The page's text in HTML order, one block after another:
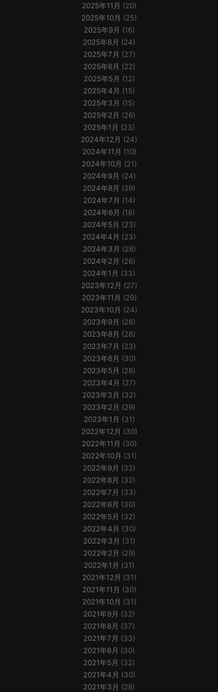
2025年11月 (20)
2025年10月 (25)
2025年9月 (16)
2025年8月 (24)
2025年7月 (27)
2025年6月 (22)
2025年5月 (12)
2025年4月 (15)
2025年3月 (15)
2025年2月 (26)
2025年1月 (23)
2024年12月 (24)
2024年11月 (10)
2024年10月 (21)
2024年9月 (24)
2024年8月 (29)
2024年7月 (14)
2024年6月 (18)
2024年5月 (23)
2024年4月 (23)
2024年3月 (28)
2024年2月 (26)
2024年1月 (33)
2023年12月 (27)
2023年11月 (29)
2023年10月 (24)
2023年9月 (28)
2023年8月 (28)
2023年7月 (23)
2023年6月 (30)
2023年5月 (28)
2023年4月 (27)
2023年3月 (32)
2023年2月 (29)
2023年1月 (31)
2022年12月 (30)
2022年11月 (30)
2022年10月 (31)
2022年9月 (32)
2022年8月 (32)
2022年7月 (33)
2022年6月 (30)
2022年5月 (32)
2022年4月 (30)
2022年3月 (31)
2022年2月 (29)
2022年1月 (31)
2021年12月 (31)
2021年11月 (30)
2021年10月 (31)
2021年9月 (32)
2021年8月 (37)
2021年7月 (33)
2021年6月 (30)
2021年5月 (32)
2021年4月 (30)
2021年3月 (28)